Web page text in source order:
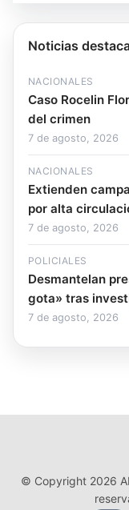
Noticias
NACIONALES
Caso Rocelin
del crimen
7 de agosto, 2026
NACIONALES
Extienden
por alta
7 de agosto, 2026
POLICIALES
Desmantelan
gota» tras
7 de agosto, 2026
© Copyright 2026